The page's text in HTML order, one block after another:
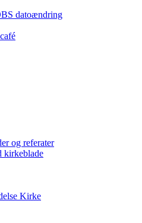
datoændring
og referater
kirkeblade
Kirke